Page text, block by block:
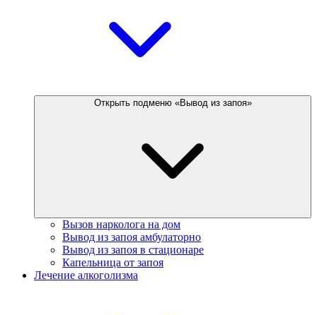
Открыть подменю «Вывод из запоя»
Вызов нарколога на дом
Вывод из запоя амбулаторно
Вывод из запоя в стационаре
Капельница от запоя
Лечение алкоголизма